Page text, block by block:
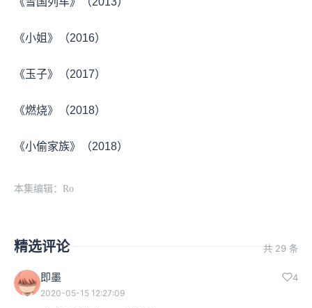
《小姐》（2016）
《玉子》（2017）
《燃烧》（2018）
《小偷家族》（2018）
本集编辑：Ro
精选评论 共 29 条
即墨 4
2020-05-15 12:27:09